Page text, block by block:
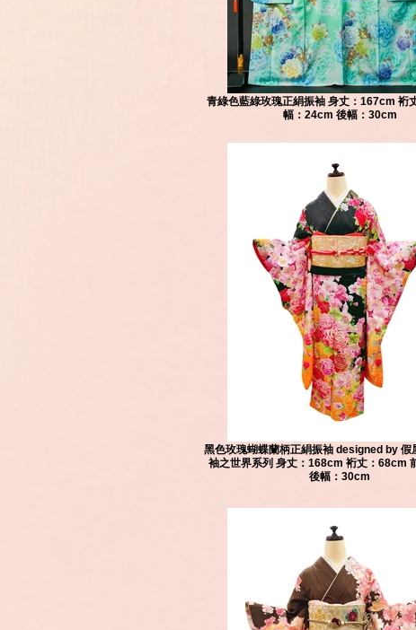
青綠色藍綠玫瑰正絹振袖 身丈：167cm 裄
幅：24cm 後幅：30cm
黑色玫瑰蝴蝶蘭柄正絹振袖 designed by
袖之世界系列 身丈：168cm 裄丈：68cm
後幅：30cm